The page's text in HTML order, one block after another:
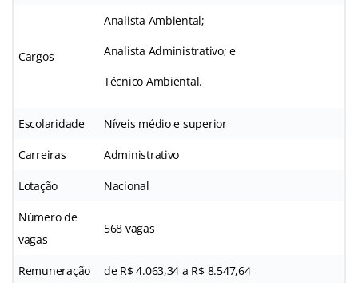
Cargos
Analista Ambiental;
Analista Administrativo; e
Técnico Ambiental.
Escolaridade Níveis médio e superior
Carreiras Administrativo
Lotação Nacional
Número de
vagas
568 vagas
Remuneração de R$ 4.063,34 a R$ 8.547,64